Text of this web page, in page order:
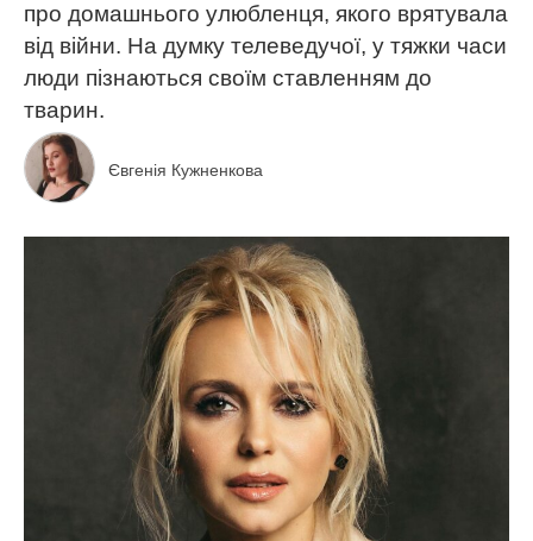
про домашнього улюбленця, якого врятувала
від війни. На думку телеведучої, у тяжки часи
люди пізнаються своїм ставленням до
тварин.
Євгенія Кужненкова